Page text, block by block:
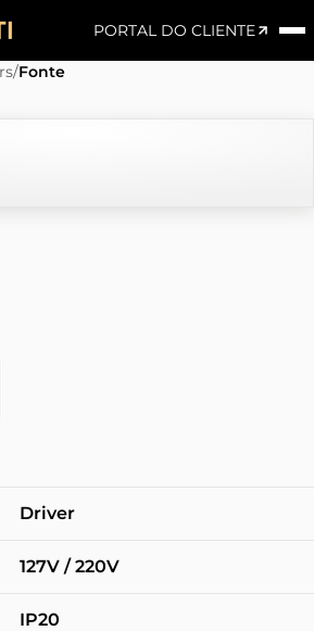
PORTAL DO CLIENTE
/Fonte
Driver
127V / 220V
IP20